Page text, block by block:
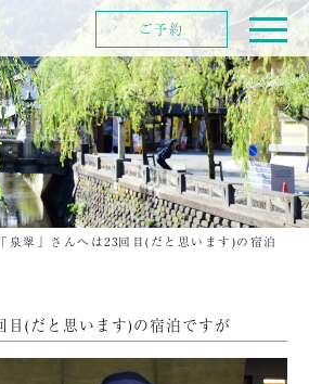
「泉翠」さんへは23回目(だと思います)の宿泊
目(だと思います)の宿泊ですが
ご予約